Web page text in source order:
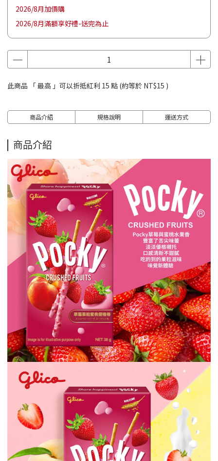
2026/8月加價購
2026/8月滿額享好禮-送完為止
此商品 「 最高 」可以折抵紅利 15 點 (約等於 NT$15 )
商品介紹 規格說明 運送方式
商品介紹